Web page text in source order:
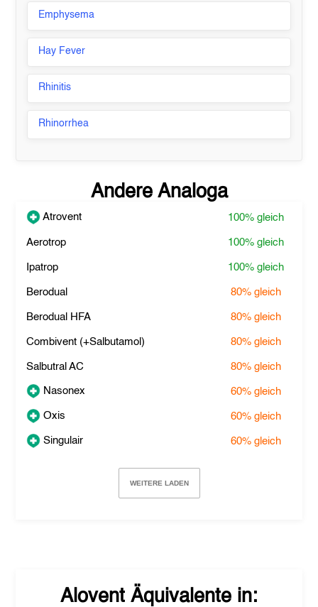
Emphysema
Hay Fever
Rhinitis
Rhinorrhea
Andere Analoga
Atrovent 100% gleich
Aerotrop 100% gleich
Ipatrop 100% gleich
Berodual 80% gleich
Berodual HFA 80% gleich
Combivent (+Salbutamol) 80% gleich
Salbutral AC 80% gleich
Nasonex 60% gleich
Oxis 60% gleich
Singulair 60% gleich
WEITERE LADEN
Alovent Äquivalente in: